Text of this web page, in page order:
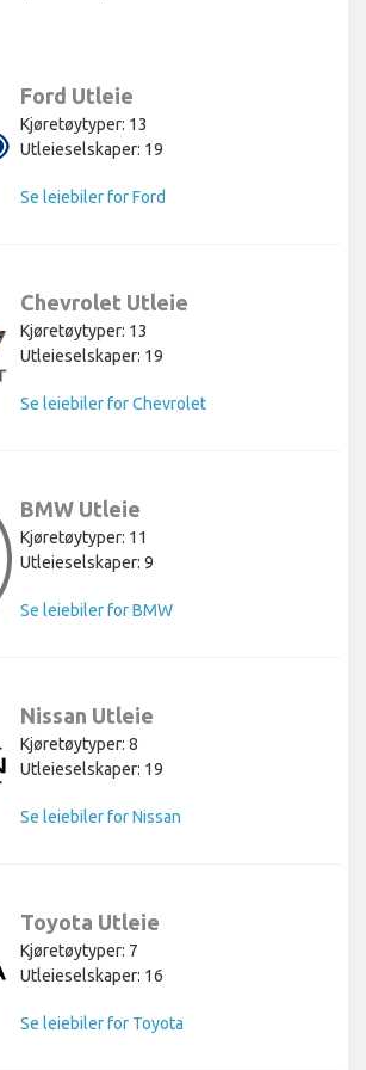
Ford Utleie
Kjøretøytyper: 13
Utleieselskaper: 19
Se leiebiler for Ford
Chevrolet Utleie
Kjøretøytyper: 13
Utleieselskaper: 19
Se leiebiler for Chevrolet
BMW Utleie
Kjøretøytyper: 11
Utleieselskaper: 9
Se leiebiler for BMW
Nissan Utleie
Kjøretøytyper: 8
Utleieselskaper: 19
Se leiebiler for Nissan
Toyota Utleie
Kjøretøytyper: 7
Utleieselskaper: 16
Se leiebiler for Toyota